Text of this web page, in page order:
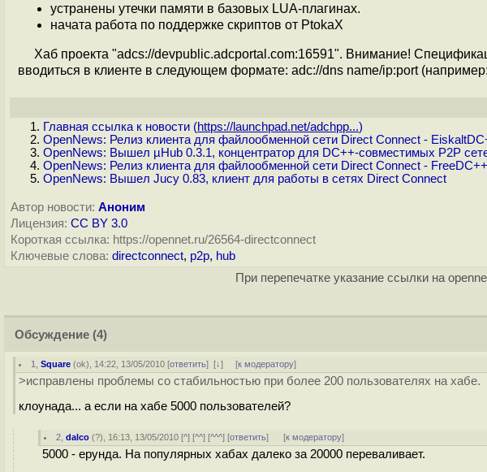
устранены утечки памяти в базовых LUA-плагинах.
начата работа по поддержке скриптов от PtokaХ
Хаб проекта "adcs://devpublic.adcportal.com:16591". Внимание!
вводиться в клиенте в следующем формате: adc://dns name/ip:port
Главная ссылка к новости (https://launchpad.net/adchpp...)
OpenNews: Релиз клиента для файлообменной сети Direct Connect -
OpenNews: Вышел µHub 0.3.1, концентратор для DC++-совместимых P2P
OpenNews: Релиз клиента для файлообменной сети Direct Connect -
OpenNews: Вышел Jucy 0.83, клиент для работы в сетях Direct Connect
Автор новости: Аноним
Лицензия: CC BY 3.0
Короткая ссылка: https://opennet.ru/26564-directconnect
Ключевые слова: directconnect, p2p, hub
При перепечатке указание ссылки на
Обсуждение (4)
1 ,Square (ok), 14:22, 13/05/2010 [ответить][↓] [к модератору]
>исправлены проблемы со стабильностью при более 200 пользователях на хабе.
клоунада... а если на хабе 5000 пользователей?
2 ,dalco (?), 16:13, 13/05/2010 [^] [^^] [^^^] [ответить] [к модератору]
5000 - ерунда. На популярных хабах далеко за 20000 переваливает.